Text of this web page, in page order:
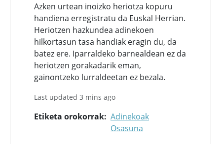
Azken urtean inoizko heriotza kopuru
handiena erregistratu da Euskal Herrian.
Heriotzen hazkundea adinekoen
hilkortasun tasa handiak eragin du, da
batez ere. Iparraldeko barnealdean ez da
heriotzen gorakadarik eman,
gainontzeko lurraldeetan ez bezala.
Last updated 3 mins ago
Etiketa orokorrak Adinekoak
Osasuna